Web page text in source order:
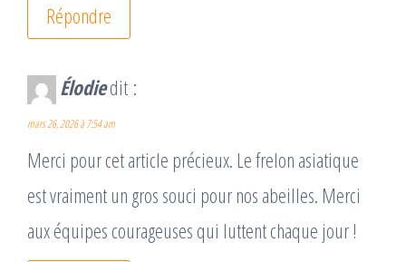
Répondre
Élodiedit :
mars 26, 2026 à 7:54 am
Merci pour cet article précieux. Le frelon asiatique
est vraiment un gros souci pour nos abeilles. Merci
aux équipes courageuses qui luttent chaque jour !